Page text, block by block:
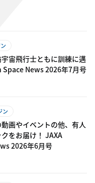
宙飛行士ともに訓練に邁
News 2026年7月号
ン
画やイベントの他、有人
をお届け！ JAXA
2026年6月号